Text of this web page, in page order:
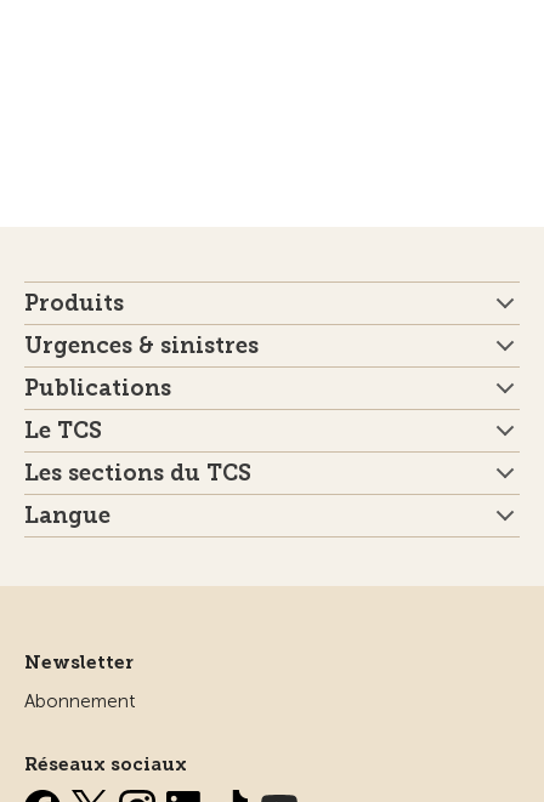
Produits
Urgences & sinistres
Publications
Le TCS
Les sections du TCS
Langue
Newsletter
Abonnement
Réseaux sociaux